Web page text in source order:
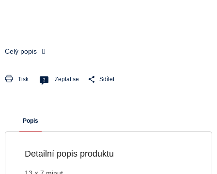
Celý popis
Tisk Zeptat se Sdílet
Popis
Detailní popis produktu